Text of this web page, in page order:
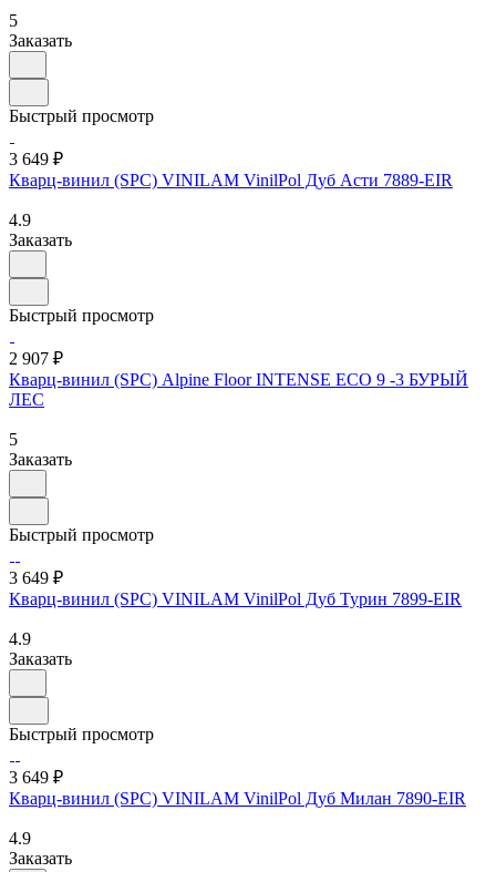
5
Заказать
Быстрый просмотр
3 649 ₽
Кварц-винил (SPC) VINILAM VinilPol Дуб Асти 7889-EIR
4.9
Заказать
Быстрый просмотр
2 907 ₽
Кварц-винил (SPC) Alpine Floor INTENSE ECO 9 -3 БУРЫЙ
ЛЕС
5
Заказать
Быстрый просмотр
3 649 ₽
Кварц-винил (SPC) VINILAM VinilPol Дуб Турин 7899-EIR
4.9
Заказать
Быстрый просмотр
3 649 ₽
Кварц-винил (SPC) VINILAM VinilPol Дуб Милан 7890-EIR
4.9
Заказать